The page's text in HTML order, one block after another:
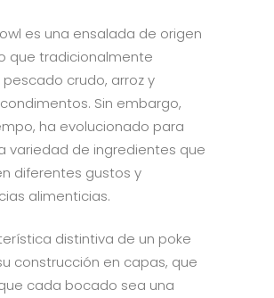
es una ensalada de origen
que tradicionalmente
crudo, arroz y
Sin embargo,
ha evolucionado para
variedad de ingredientes que
diferentes gustos y
alimenticias.
distintiva de un poke
construcción en capas, que
cada bocado sea una